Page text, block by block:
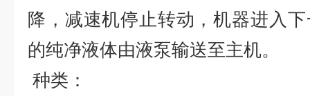
降，减速机停止转动，机器进入
的纯净液体由液泵输送至主机。
种类：